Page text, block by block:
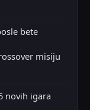
bete
misiju
novih igara